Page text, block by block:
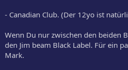
- Canadian Club. (Der 12yo ist
Wenn Du nur zwischen den beiden
den Jim beam Black Label. Für ein
Mark.